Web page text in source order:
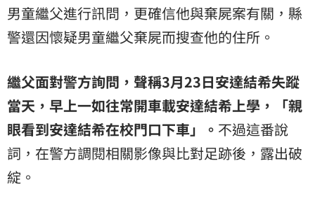
男童繼父進行訊問，更確信他與棄屍案有關，縣
警還因懷疑男童繼父棄屍而搜查他的住所。
繼父面對警方詢問，聲稱3月23日安達結希失蹤
當天，早上一如往常開車載安達結希上學，「親
眼看到安達結希在校門口下車」。 不過這番說
詞，在警方調閱相關影像與比對足跡後，露出破
綻。